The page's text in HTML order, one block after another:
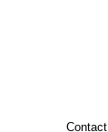
Contact